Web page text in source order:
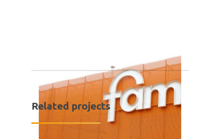
Related projects